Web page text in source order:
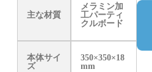
主な材質
メラミン加
工パーティ
クルボード
本体サイ
ズ
350×350×18
mm